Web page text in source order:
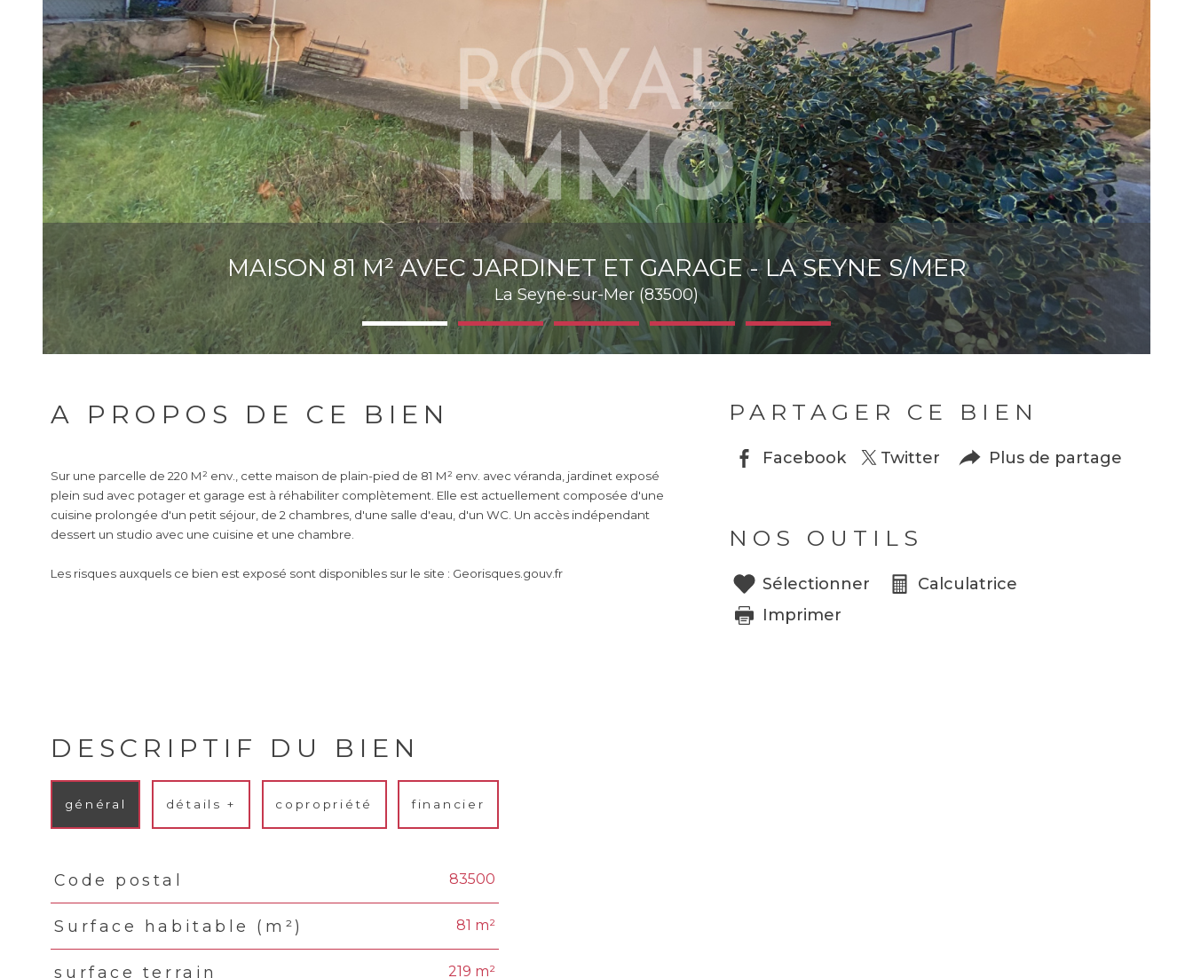
MAISON 81 M² AVEC JARDINET ET GARAGE - LA SEYNE S/MER
La Seyne-sur-Mer (83500)
A PROPOS DE CE BIEN
Sur une parcelle de 220 M² env., cette maison de plain-pied de 81 M² env. avec véranda, jardinet exposé
plein sud avec potager et garage est à réhabiliter complètement. Elle est actuellement composée d'une
cuisine prolongée d'un petit séjour, de 2 chambres, d'une salle d'eau, d'un WC. Un accès indépendant
dessert un studio avec une cuisine et une chambre.
Les risques auxquels ce bien est exposé sont disponibles sur le site : Georisques.gouv.fr
PARTAGER CE BIEN
Facebook Twitter Plus de partage
NOS OUTILS
Sélectionner
Calculatrice
Imprimer
DESCRIPTIF DU BIEN
général détails + copropriété financier
TRAD_PAMPERO_Caracteristique
Code postal 83500
Surface habitable (m²) 81 m²
surface terrain 219 m²